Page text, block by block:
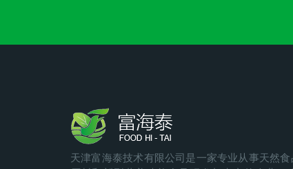
天津富海泰技术有限公司是一家专业从事天然食